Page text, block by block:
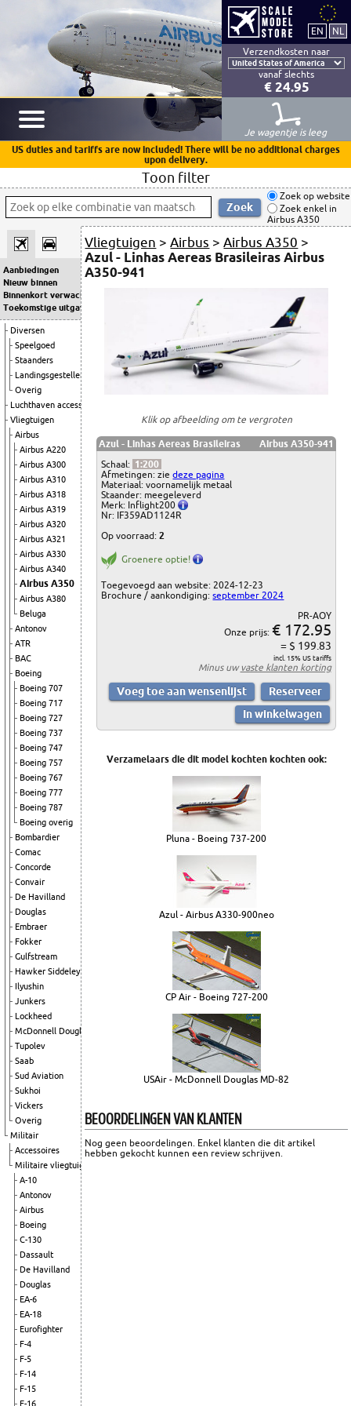
Verzendkosten naar
vanaf slechts
€ 24.95
Je wagentje is leeg
US duties and tariffs are now included! There will be no additional charges
upon delivery.
Toon filter
Zoek op website
Zoek enkel in
Airbus A350
Aanbiedingen
Nieuw binnen
Binnenkort verwacht
Toekomstige uitgaven
Diversen
Speelgoed
Staanders
Landingsgestellen
Overig
Luchthaven accessoires
Vliegtuigen
Airbus
Airbus A220
Airbus A300
Airbus A310
Airbus A318
Airbus A319
Airbus A320
Airbus A321
Airbus A330
Airbus A340
Airbus A350
Airbus A380
Beluga
Antonov
ATR
BAC
Boeing
Boeing 707
Boeing 717
Boeing 727
Boeing 737
Boeing 747
Boeing 757
Boeing 767
Boeing 777
Boeing 787
Boeing overig
Bombardier
Comac
Concorde
Convair
De Havilland
Douglas
Embraer
Fokker
Gulfstream
Hawker Siddeley
Ilyushin
Junkers
Lockheed
McDonnell Douglas
Tupolev
Saab
Sud Aviation
Sukhoi
Vickers
Overig
Militair
Accessoires
Militaire vliegtuigen
A-10
Antonov
Airbus
Boeing
C-130
Dassault
De Havilland
Douglas
EA-6
EA-18
Eurofighter
F-4
F-5
F-14
F-15
F-16
Vliegtuigen >Airbus >Airbus A350 >
Azul - Linhas Aereas Brasileiras Airbus
A350-941
Klik op afbeelding om te vergroten
Azul - Linhas Aereas Brasileiras
Airbus A350-941
Schaal: 1:200
Afmetingen: ziedeze pagina
Materiaal: voornamelijk metaal
Staander: meegeleverd
Merk: Inflight200
Nr: IF359AD1124R
Op voorraad:2
Groenere optie!
Toegevoegd aan website: 2024-12-23
Brochure / aankondiging:september 2024
PR-AOY
Onze prijs: € 172.95
= $ 199.83
incl. 15% US tariffs
Minus uwvaste klanten korting
Verzamelaars die dit model kochten kochten ook:
Pluna - Boeing 737-200
Azul - Airbus A330-900neo
CP Air - Boeing 727-200
USAir - McDonnell Douglas MD-82
BEOORDELINGEN VAN KLANTEN
Nog geen beoordelingen. Enkel klanten die dit artikel
hebben gekocht kunnen een review schrijven.